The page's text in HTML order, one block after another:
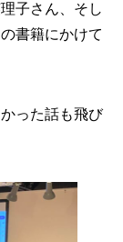
子さん、そし
書籍にかけて
った話も飛び